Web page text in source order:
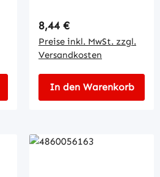
Regulärer Preis:
8,44 €
Preise inkl. MwSt. zzgl.
Versandkosten
In den Warenkorb